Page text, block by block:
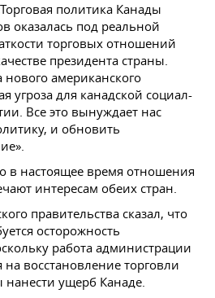
политика Канады
оказалась под реальной
торговых отношений
президента страны.
нового американского
угроза для канадской социал-
Все это вынуждает нас
и обновить
в настоящее время отношения
интересам обеих стран.
правительства сказал, что
осторожность
работа администрации
восстановление торговли
ущерб Канаде.